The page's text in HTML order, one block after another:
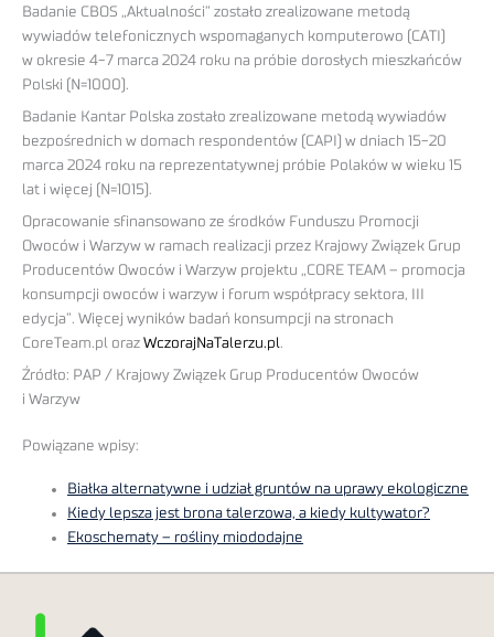
Badanie CBOS „Aktualności” zostało zrealizowane metodą
wywiadów telefonicznych wspomaganych komputerowo (CATI)
w okresie 4-7 marca 2024 roku na próbie dorosłych mieszkańców
Polski (N=1000).
Badanie Kantar Polska zostało zrealizowane metodą wywiadów
bezpośrednich w domach respondentów (CAPI) w dniach 15-20
marca 2024 roku na reprezentatywnej próbie Polaków w wieku 15
lat i więcej (N=1015).
Opracowanie sfinansowano ze środków Funduszu Promocji
Owoców i Warzyw w ramach realizacji przez Krajowy Związek Grup
Producentów Owoców i Warzyw projektu „CORE TEAM – promocja
konsumpcji owoców i warzyw i forum współpracy sektora, III
edycja”. Więcej wyników badań konsumpcji na stronach
CoreTeam.pl oraz WczorajNaTalerzu.pl.
Źródło: PAP / Krajowy Związek Grup Producentów Owoców
i Warzyw
Powiązane wpisy:
Białka alternatywne i udział gruntów na uprawy ekologiczne
Kiedy lepsza jest brona talerzowa, a kiedy kultywator?
Ekoschematy – rośliny miododajne